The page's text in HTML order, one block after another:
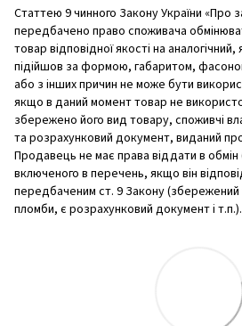
Статтею 9 чинного Закону України «Про
передбачено право споживача
товар відповідної якості на
підійшов за формою, габаритом,
або з інших причин не може бути
якщо в даний момент товар не
збережено його вид товару, споживчі
та розрахунковий документ, виданий
Продавець не має права віддати в
включеного в перечень, якщо він
передбаченим ст. 9 Закону
пломби, є розрахунковий документ і т.п.).